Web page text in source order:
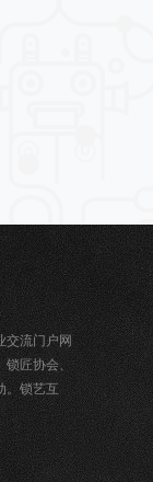
交流门户网
锁匠协会、
。锁艺互